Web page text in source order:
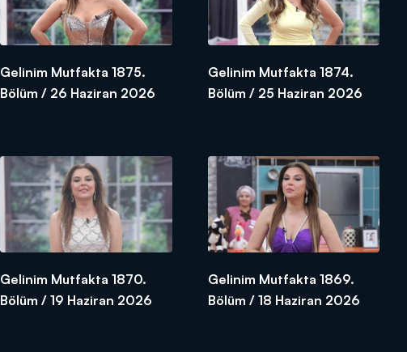
Gelinim Mutfakta 1875.
Bölüm / 26 Haziran 2026
Gelinim Mutfakta 1874.
Bölüm / 25 Haziran 2026
Gelinim Mutfakta 1870.
Bölüm / 19 Haziran 2026
Gelinim Mutfakta 1869.
Bölüm / 18 Haziran 2026